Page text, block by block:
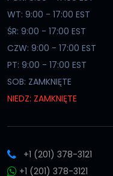
WT: 9:00 - 17:00 EST
ŚR: 9:00 - 17:00 EST
CZW: 9:00 - 17:00 EST
PT: 9:00 - 17:00 EST
SOB: ZAMKNIĘTE
NIEDZ: ZAMKNIĘTE
+1 (201) 378-3121
+1 (201) 378-3121